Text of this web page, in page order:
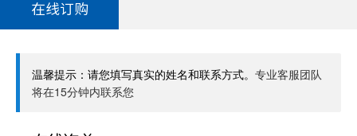
在线订购